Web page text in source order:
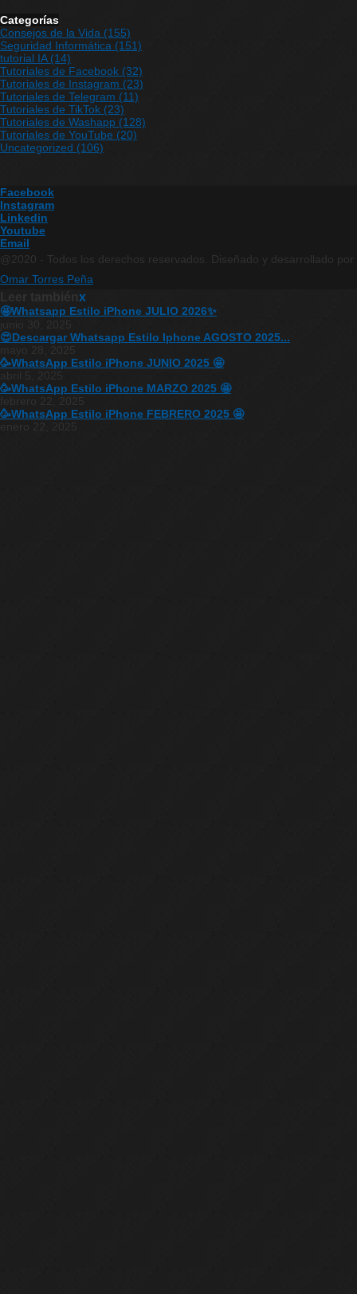
Categorías
Consejos de la Vida (155)
Seguridad Informática (151)
tutorial IA (14)
Tutoriales de Facebook (32)
Tutoriales de Instagram (23)
Tutoriales de Telegram (11)
Tutoriales de TikTok (23)
Tutoriales de Washapp (128)
Tutoriales de YouTube (20)
Uncategorized (106)
Facebook
Instagram
Linkedin
Youtube
Email
@2020 - Todos los derechos reservados. Diseñado y desarrollado por
Omar Torres Peña
x
🤩Whatsapp Estilo iPhone JULIO 2026✨
junio 30, 2025
😍Descargar Whatsapp Estilo Iphone AGOSTO 2025...
🥳WhatsApp Estilo iPhone JUNIO 2025 🤩
abril 5, 2025
🥳WhatsApp Estilo iPhone MARZO 2025 🤩
🥳WhatsApp Estilo iPhone FEBRERO 2025 🤩